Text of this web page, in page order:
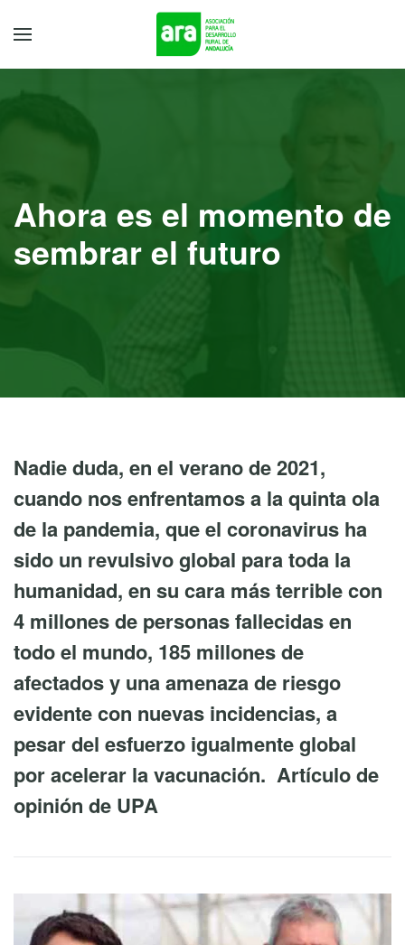
Ahora es el momento de
sembrar el futuro
Nadie duda, en el verano de 2021,
cuando nos enfrentamos a la quinta ola
de la pandemia, que el coronavirus ha
sido un revulsivo global para toda la
humanidad, en su cara más terrible con
4 millones de personas fallecidas en
todo el mundo, 185 millones de
afectados y una amenaza de riesgo
evidente con nuevas incidencias, a
pesar del esfuerzo igualmente global
por acelerar la vacunación. Artículo de
opinión de UPA